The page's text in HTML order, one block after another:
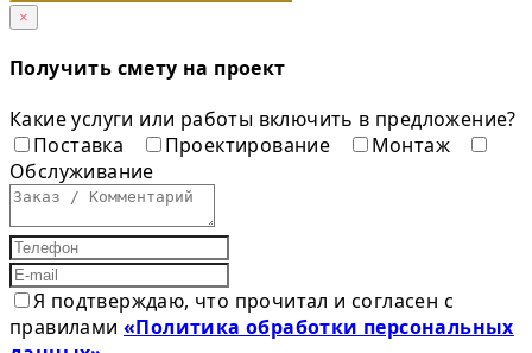
×
Получить смету на проект
Какие услуги или работы включить в предложение?
Поставка
Проектирование
Монтаж
Обслуживание
Я подтверждаю, что прочитал и согласен с
правилами«Политика обработки персональных